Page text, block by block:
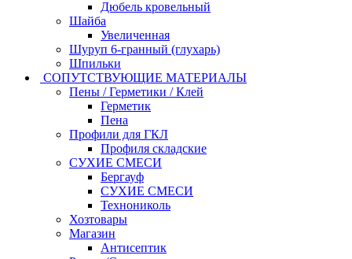
Дюбель кровельный
Шайба
Увеличенная
Шуруп 6-гранный (глухарь)
Шпильки
СОПУТСТВУЮЩИЕ МАТЕРИАЛЫ
Пены / Герметики / Клей
Герметик
Пена
Профили для ГКЛ
Профиля складские
СУХИЕ СМЕСИ
Бергауф
СУХИЕ СМЕСИ
Технониколь
Хозтовары
Магазин
Антисептик